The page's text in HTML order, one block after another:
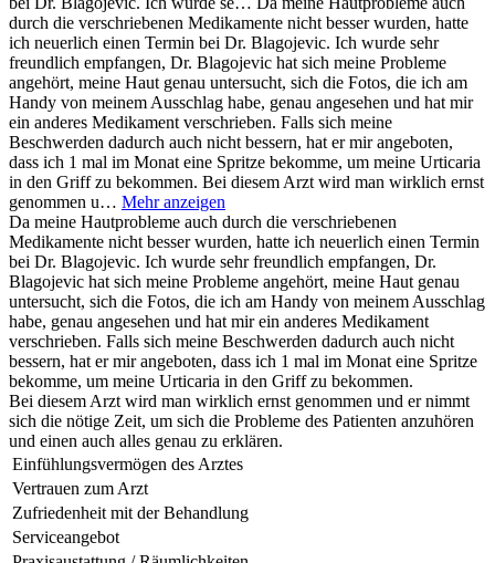
durch die verschriebenen Medikamente nicht besser wurden, hatte
ich neuerlich einen Termin bei Dr. Blagojevic. Ich wurde sehr
freundlich empfangen, Dr. Blagojevic hat sich meine Probleme
angehört, meine Haut genau untersucht, sich die Fotos, die ich am
Handy von meinem Ausschlag habe, genau angesehen und hat mir
ein anderes Medikament verschrieben. Falls sich meine
Beschwerden dadurch auch nicht bessern, hat er mir angeboten,
dass ich 1 mal im Monat eine Spritze bekomme, um meine Urticaria
in den Griff zu bekommen. Bei diesem Arzt wird man wirklich ernst
genommen u… Mehr anzeigen
Da meine Hautprobleme auch durch die verschriebenen
Medikamente nicht besser wurden, hatte ich neuerlich einen Termin
bei Dr. Blagojevic. Ich wurde sehr freundlich empfangen, Dr.
Blagojevic hat sich meine Probleme angehört, meine Haut genau
untersucht, sich die Fotos, die ich am Handy von meinem Ausschlag
habe, genau angesehen und hat mir ein anderes Medikament
verschrieben. Falls sich meine Beschwerden dadurch auch nicht
bessern, hat er mir angeboten, dass ich 1 mal im Monat eine Spritze
bekomme, um meine Urticaria in den Griff zu bekommen.
Bei diesem Arzt wird man wirklich ernst genommen und er nimmt
sich die nötige Zeit, um sich die Probleme des Patienten anzuhören
und einen auch alles genau zu erklären.
Einfühlungsvermögen des Arztes
Vertrauen zum Arzt
Zufriedenheit mit der Behandlung
Serviceangebot